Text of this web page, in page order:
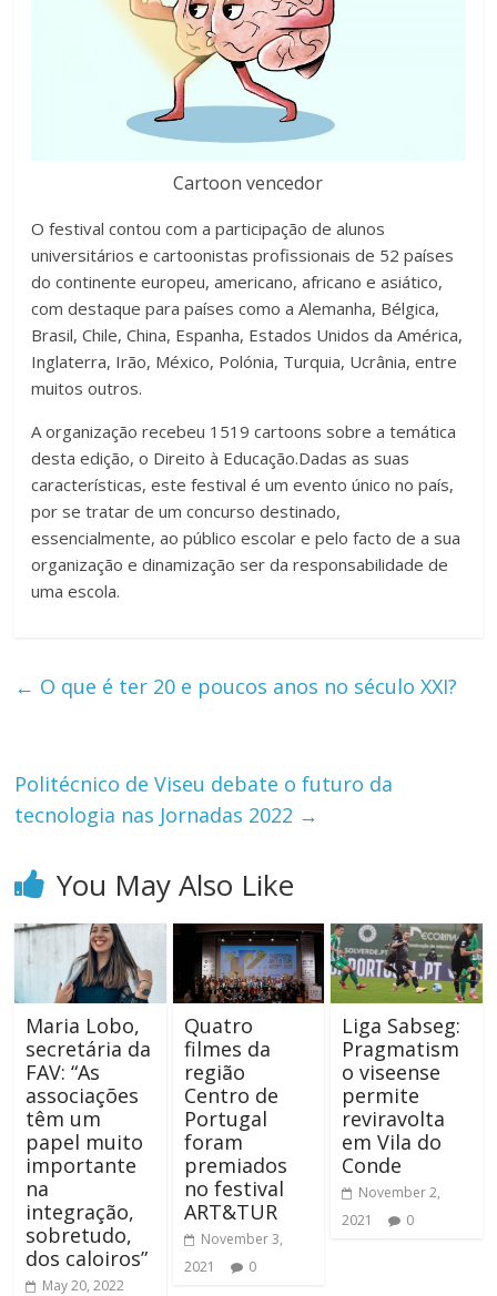
Cartoon vencedor
O festival contou com a participação de alunos
universitários e cartoonistas profissionais de 52 países
do continente europeu, americano, africano e asiático,
com destaque para países como a Alemanha, Bélgica,
Brasil, Chile, China, Espanha, Estados Unidos da América,
Inglaterra, Irão, México, Polónia, Turquia, Ucrânia, entre
muitos outros.
A organização recebeu 1519 cartoons sobre a temática
desta edição, o Direito à Educação.Dadas as suas
características, este festival é um evento único no país,
por se tratar de um concurso destinado,
essencialmente, ao público escolar e pelo facto de a sua
organização e dinamização ser da responsabilidade de
uma escola.
← O que é ter 20 e poucos anos no século XXI?
Politécnico de Viseu debate o futuro da
tecnologia nas Jornadas 2022 →
You May Also Like
Maria Lobo,
secretária da
FAV: “As
associações
têm um
papel muito
importante
na
integração,
sobretudo,
dos caloiros”
May 20, 2022
Quatro
filmes da
região
Centro de
Portugal
foram
premiados
no festival
ART&TUR
November 3,
2021
0
Liga Sabseg:
Pragmatism
o viseense
permite
reviravolta
em Vila do
Conde
November 2,
2021
0